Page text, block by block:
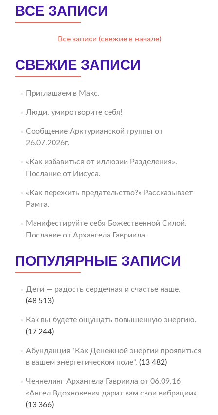
ВСЕ ЗАПИСИ
Все записи (свежие в начале)
СВЕЖИЕ ЗАПИСИ
Приглашаем в Макс.
Люди, умиротворите себя!
Сообщение Арктурианской группы от
26.07.2026г.
«Как избавиться от иллюзии Разделения».
Послание от Иисуса.
«Как пережить предательство?» Рассказывает
Рамта.
Манифестируйте себя Божественной Силой.
Послание от Архангела Гавриила.
ПОПУЛЯРНЫЕ ЗАПИСИ
Дети — радость сердечная и счастье наше.
(48 513)
Как вы будете ощущать повышенную энергию.
(17 244)
Абунданция “Как Денежной энергии проявиться
в вашем энергетическом поле“. (13 482)
Ченнелинг Архангела Гавриила от 06.09.16
«Ангел Вдохновения дарит вам свои вибрации».
(13 366)